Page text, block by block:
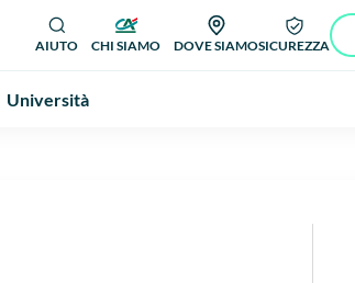
AIUTO CHI SIAMO DOVE SIAMOSICUREZZA
Università